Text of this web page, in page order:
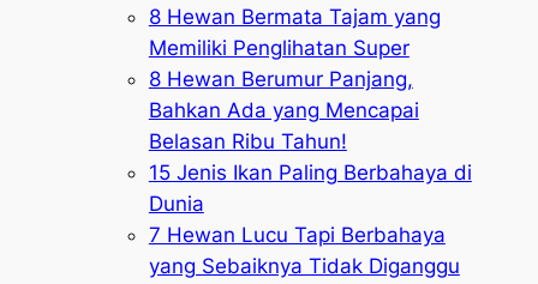
8 Hewan Bermata Tajam yang
Memiliki Penglihatan Super
8 Hewan Berumur Panjang,
Bahkan Ada yang Mencapai
Belasan Ribu Tahun!
15 Jenis Ikan Paling Berbahaya di
Dunia
7 Hewan Lucu Tapi Berbahaya
yang Sebaiknya Tidak Diganggu